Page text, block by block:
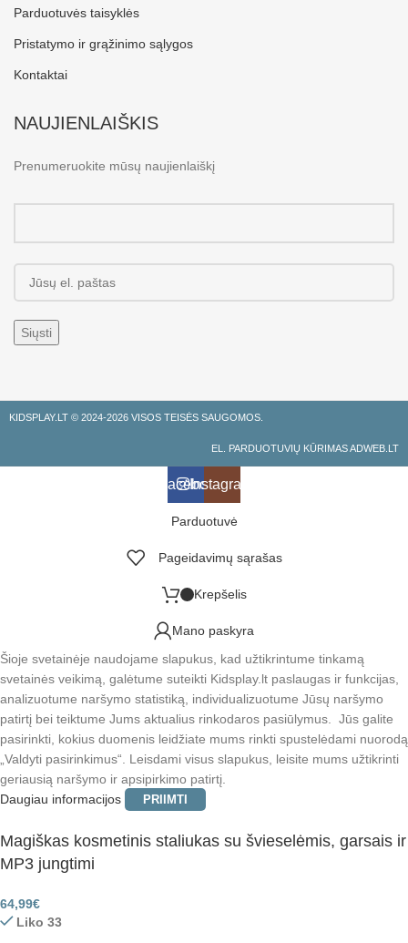
Parduotuvės taisyklės
Pristatymo ir grąžinimo sąlygos
Kontaktai
NAUJIENLAIŠKIS
Prenumeruokite mūsų naujienlaiškį
KIDSPLAY.LT © 2024-2026 VISOS TEISĖS SAUGOMOS.
EL. PARDUOTUVIŲ KŪRIMAS ADWEB.LT
Facebook
Instagramas
Parduotuvė
Pageidavimų sąrašas
Krepšelis
Mano paskyra
Šioje svetainėje naudojame slapukus, kad užtikrintume tinkamą
svetainės veikimą, galėtume suteikti Kidsplay.lt paslaugas ir funkcijas,
analizuotume naršymo statistiką, individualizuotume Jūsų naršymo
patirtį bei teiktume Jums aktualius rinkodaros pasiūlymus. Jūs galite
pasirinkti, kokius duomenis leidžiate mums rinkti spustelėdami nuorodą
„Valdyti pasirinkimus“. Leisdami visus slapukus, leisite mums užtikrinti
geriausią naršymo ir apsipirkimo patirtį.
Daugiau informacijos
PRIIMTI
Magiškas kosmetinis staliukas su švieselėmis, garsais ir
MP3 jungtimi
64,99€
Liko 33